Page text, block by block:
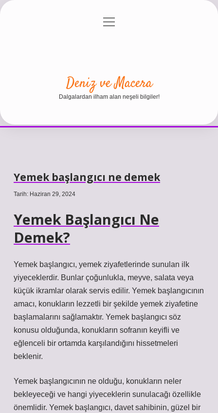
Gizlilik Politikası
menüyü
Deniz ve Macera
Dalgalardan ilham alan neşeli bilgiler!
Yemek başlangıcı ne demek
Tarih: Haziran 29, 2024
Yemek Başlangıcı Ne
Demek?
Yemek başlangıcı, yemek ziyafetlerinde sunulan ilk
yiyeceklerdir. Bunlar çoğunlukla, meyve, salata veya
küçük ikramlar olarak servis edilir. Yemek başlangıcının
amacı, konukların lezzetli bir şekilde yemek ziyafetine
başlamalarını sağlamaktır. Yemek başlangıcı söz
konusu olduğunda, konukların sofranın keyifli ve
eğlenceli bir ortamda karşılandığını hissetmeleri
beklenir.
Yemek başlangıcının ne olduğu, konukların neler
bekleyeceği ve hangi yiyeceklerin sunulacağı özellikle
önemlidir. Yemek başlangıcı, davet sahibinin, güzel bir